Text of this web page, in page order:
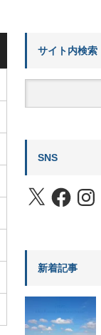
サイト内検索
SNS
X Facebook
新着記事